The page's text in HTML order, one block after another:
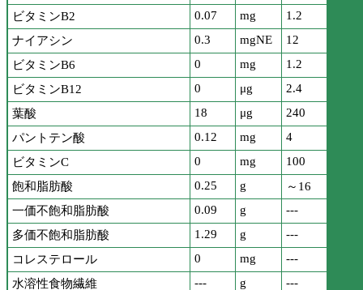
ビタミンB2
0.07 mg
1.2
ナイアシン
0.3 mgNE
12
ビタミンB6
0 mg
1.2
ビタミンB12
0 μg
2.4
葉酸
18 μg
240
パントテン酸
0.12 mg
4
ビタミンC
0 mg
100
飽和脂肪酸
0.25 g
～16
一価不飽和脂肪酸
0.09 g
---
多価不飽和脂肪酸
1.29 g
---
コレステロール
0 mg
---
水溶性食物繊維
--- g
---